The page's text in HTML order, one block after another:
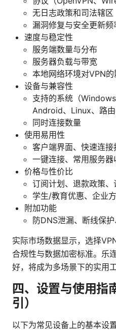
无日志政策和司法辖区
漏洞修复与安全更新频
速度与稳定性
服务端数量与分布
服务器负载与带宽
本地网络环境对VPN的
设备与兼容性
支持的系统（Windows
Android、Linux、路由
同时连接数量
使用易用性
客户端界面、快速连
一键连接、常用服务器
价格与性价比
订阅计划、退款政策、
学生/教育优惠、企业
附加功能
防DNS泄漏、断线保
实际市场数据显示，选择
合规性与数据加密标准。乐
好，将成为多场景下的实用工
四、设置与使用指
引）
以下为常见设备上的基本设